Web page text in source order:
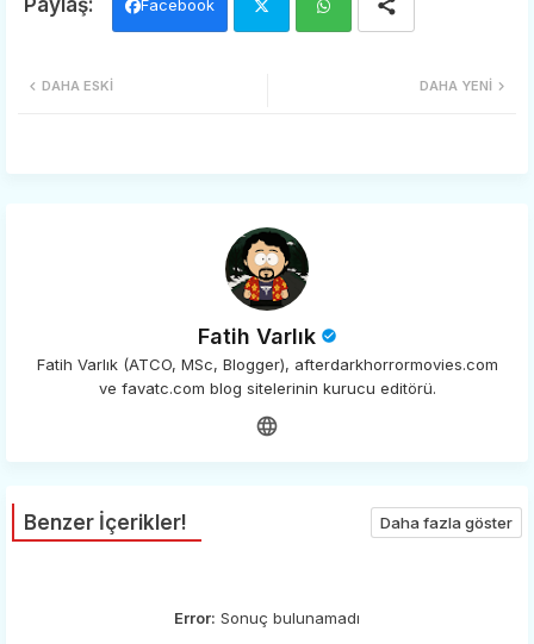
Facebook
DAHA YENI
DAHA ESKI
Fatih Varlık
Fatih Varlık (ATCO, MSc, Blogger), afterdarkhorrormovies.com
ve favatc.com blog sitelerinin kurucu editörü.
Benzer İçerikler! Daha fazla göster
Error: Sonuç bulunamadı